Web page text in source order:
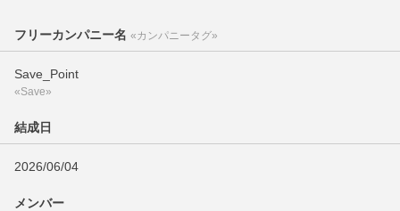
フリーカンパニー名 «カンパニータグ»
Save_Point
«Save»
結成日
2026/06/04
メンバー